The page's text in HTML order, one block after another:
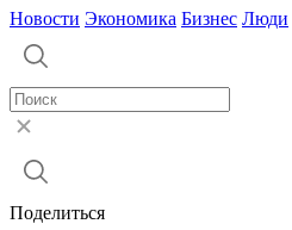
Новости Экономика Бизнес Люди
Поделиться